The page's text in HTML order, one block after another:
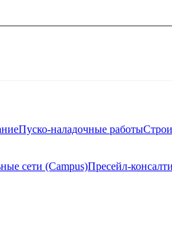
Пуско-наладочные работы
сети (Campus)Пресейл-